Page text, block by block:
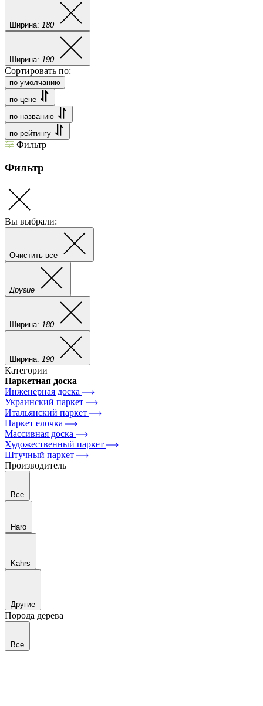
Ширина: 180
Ширина: 190
Сортировать по:
по умолчанию
по цене
по названию
по рейтингу
Фильтр
Фильтр
Вы выбрали:
Очистить все
Другие
Ширина: 180
Ширина: 190
Категории
Паркетная доска
Инженерная доска
Украинский паркет
Итальянский паркет
Паркет елочка
Массивная доска
Художественный паркет
Штучный паркет
Производитель
Все
Haro
Kahrs
Другие
Порода дерева
Все